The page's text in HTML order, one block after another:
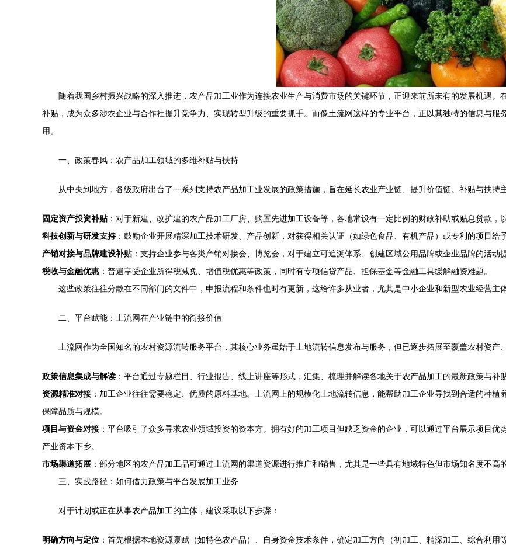
随着我国乡村振兴战略的深入推进，农产品加工业作为连接农业生产与消费市场的关键环节，正迎来前所未有的发展机遇
补贴，成为众多涉农企业与合作社提升竞争力、实现转型升级的重要抓手。而像土流网这样的专业平台，正以其独特的信息与
用。
一、政策春风：农产品加工领域的多维补贴与扶持
从中央到地方，各级政府出台了一系列支持农产品加工业发展的政策措施，旨在延长农业产业链、提升价值链。补贴与扶持
固定资产投资补贴：对于新建、改扩建的农产品加工厂房、购置先进加工设备等，各地常设有一定比例的财政补助或贴息贷款，
科技创新与研发支持：鼓励企业开展精深加工技术研发、产品创新，对获得相关认证（如绿色食品、有机产品）或专利的项目给予
产销对接与品牌建设补贴：支持企业参与各类产销对接会、博览会，对于建立可追溯体系、创建区域公用品牌或企业品牌的活动
税收与金融优惠 ：普遍享受企业所得税减免、增值税优惠等政策，同时有专项信贷产品、担保基金等金融工具缓解融资难题。
这些政策往往分散在不同部门的文件中，申报流程和条件也时有更新，这给许多从业者，尤其是中小企业和新型农业经营主
二、平台赋能：土流网在产业链中的衔接价值
土流网作为全国知名的农村资源流转服务平台，其核心业务虽始于土地流转信息发布与服务，但已逐步拓展至覆盖农村资产
政策信息集成与解读 ：平台通过专题栏目、行业报告、线上讲座等形式，汇集、梳理并解读各地关于农产品加工的最新政策与补
资源精准对接 ：加工企业往往需要稳定、优质的原料基地。土流网上的规模化土地流转信息，能帮助加工企业寻找到合适的种
保障品质与规模。
项目与资金对接 ：平台吸引了众多寻求农业领域投资的资本方。拥有好的加工项目但缺乏资金的企业，可以通过平台展示项目
产业资本下乡。
市场渠道拓展 ：部分地区的农产品加工品可通过土流网的渠道资源进行推广和销售，尤其是一些具有地域特色但市场知名度不高
三、实践路径：如何借力政策与平台发展加工业务
对于计划或正在从事农产品加工的主体，建议采取以下步骤：
明确方向与定位 ：首先根据本地资源禀赋（如特色农产品）、自身资金技术条件，确定加工方向（初加工、精深加工、综合利用等